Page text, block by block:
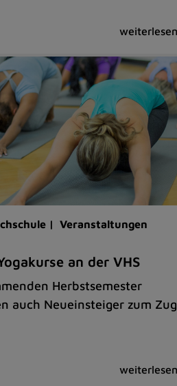
| Veranstaltungen
an der VHS
Herbstsemester
auch Neueinsteiger zum